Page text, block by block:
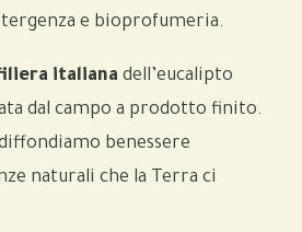
e bioprofumeria.
italiana dell’eucalipto
dal campo a prodotto finito.
benessere
naturali che la Terra ci